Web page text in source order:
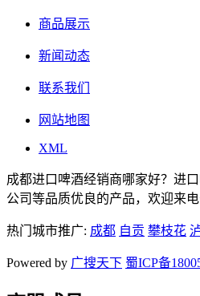
商品展示
新闻动态
联系我们
网站地图
XML
成都进口啤酒经销商哪家好？进
公司等品质优良的产品，欢迎来电
热门城市推广: 成都 自贡 攀枝花
Powered by 广搜天下 蜀ICP备